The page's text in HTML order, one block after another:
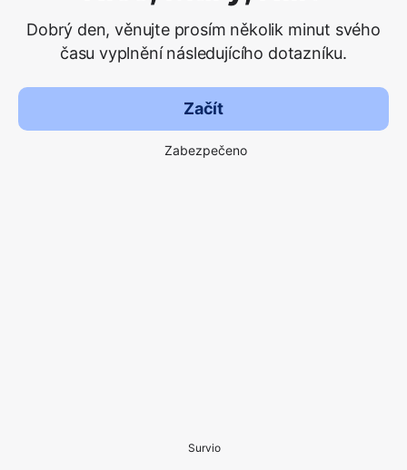
Dobrý den, věnujte prosím několik minut svého
času vyplnění následujícího dotazníku.
Začít
Zabezpečeno
Survio